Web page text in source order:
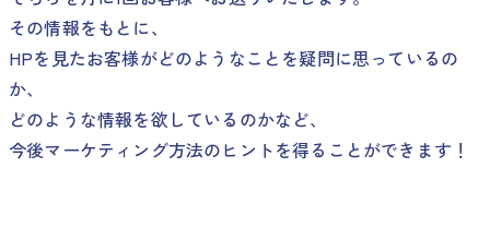
その情報をもとに、
HPを見たお客様がどのようなことを疑問に思っているの
か、
どのような情報を欲しているのかなど、
今後マーケティング方法のヒントを得ることができます！